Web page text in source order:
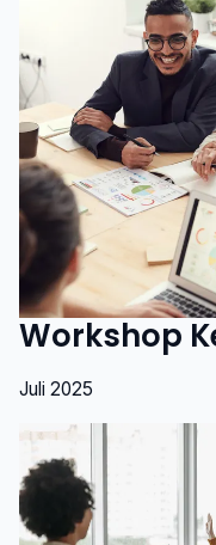
Workshop
Juli 2025